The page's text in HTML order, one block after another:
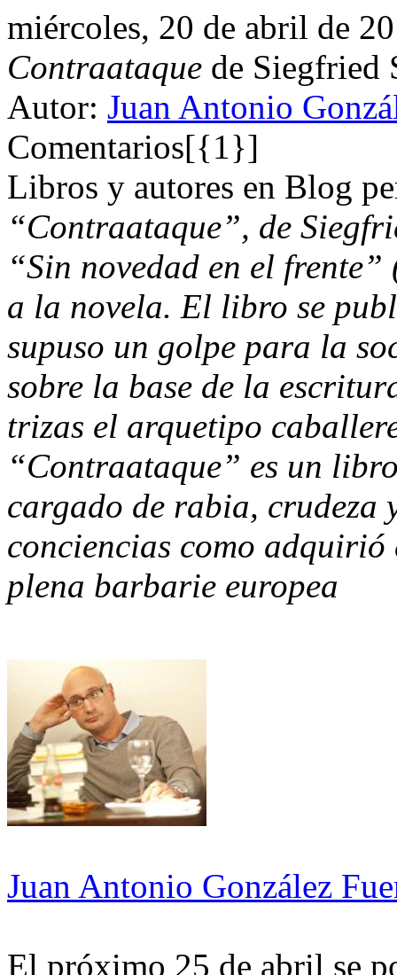
miércoles, 20 de abril de
Contraataque de Siegfried
Autor: Juan Antonio
Comentarios[{1}]
Libros y autores en Blog
“Contraataque”, de
“Sin novedad en el
a la novela. El libro se
supuso un golpe para la
sobre la base de la
trizas el arquetipo
“Contraataque” es un
cargado de rabia,
conciencias como
plena barbarie europea
Juan Antonio González
El próximo 25 de abril se